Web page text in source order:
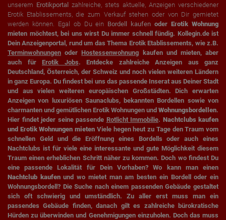
Welche Videos angeschaut?
Wurden Werbebanner angeklickt?
Wohin ging der Besucher? Klickte er auf weitere Seiten des
Portals oder hat er sie komplett verlassen?
Wie lange blieb der Besucher?
Ort der Verarbeitung:
Europäische Union & USA
unserem Erotikportal zahlreiche, stets aktuelle, Anzeigen verschiedener
Erotik Etablissements, die zum Verkauf stehen oder von Dir gemietet
werden können. Egal ob Du ein Bordell kaufen oderErotik Wohnung
mieten möchtest, bei uns wirst Du immer schnell fündig. Kollegin.de ist
Dein Anzeigenportal, rund um das Thema Erotik Etablissements, wie z.B.
Terminwohnungen oder Hostessenwohnung kaufen und mieten, aber
auch für Erotik Jobs. Entdecke zahlreiche Anzeigen aus ganz
Deutschland, Österreich, der Schweiz und noch vielen weiteren Ländern
in ganz Europa. Du findest bei uns das passende Inserat aus Deiner Stadt
und aus vielen weiteren europäischen Großstädten. Dich erwarten
Anzeigen von luxuriösen Saunaclubs, bekannten Bordellen sowie von
charmanten und gemütlichen Erotik Wohnungen und Wohnungsbordellen.
Hier findet jeder seine passende Rotlicht Immobilie. Nachtclubs kaufen
und Erotik Wohnungen mieten Viele hegen heut zu Tage den Traum vom
schnellen Geld und die Eröffnung eines Bordells oder auch eines
Nachtclubs ist für viele eine interessante und gute Möglichkeit diesem
Traum einen erheblichen Schritt näher zu kommen. Doch wo findest Du
eine passende Lokalität für Dein Vorhaben? Wo kann man einen
Nachtclub kaufenund wo mietet man am besten ein Bordell oder ein
Wohnungsbordell? Die Suche nach einem passenden Gebäude gestaltet
sich oft schwierig und umständlich. Zu aller erst muss man ein
passendes Gebäude finden, danach gilt es zahlreiche bürokratische
Hürden zu überwinden und Genehmigungen einzuholen. Doch das muss